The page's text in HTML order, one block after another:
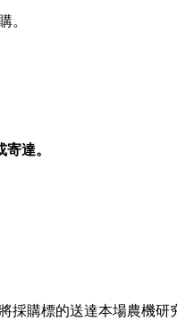
。
寄達。
採購標的送達本場農機